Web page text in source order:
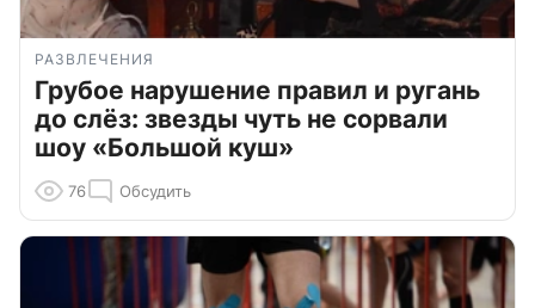
РАЗВЛЕЧЕНИЯ
Грубое нарушение правил и ругань
до слёз: звезды чуть не сорвали
шоу «Большой куш»
76 Обсудить